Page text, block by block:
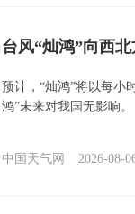
台风“灿鸿”向西
预计，“灿鸿”将以每小
鸿”未来对我国无影响。
中国天气网 2026-08-